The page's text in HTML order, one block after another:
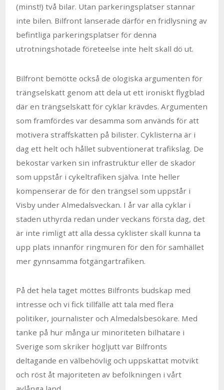
(minst!) två bilar. Utan parkeringsplatser stannar
inte bilen. Bilfront lanserade därför en fridlysning av
befintliga parkeringsplatser för denna
utrotningshotade företeelse inte helt skall dö ut.
Bilfront bemötte också de ologiska argumenten för
trängselskatt genom att dela ut ett ironiskt flygblad
där en trängselskatt för cyklar krävdes. Argumenten
som framfördes var desamma som används för att
motivera straffskatten på bilister. Cyklisterna är i
dag ett helt och hållet subventionerat trafikslag. De
bekostar varken sin infrastruktur eller de skador
som uppstår i cykeltrafiken själva. Inte heller
kompenserar de för den trängsel som uppstår i
Visby under Almedalsveckan. I år var alla cyklar i
staden uthyrda redan under veckans första dag, det
är inte rimligt att alla dessa cyklister skall kunna ta
upp plats innanför ringmuren för den för samhället
mer gynnsamma fotgängartrafiken.
På det hela taget möttes Bilfronts budskap med
intresse och vi fick tillfälle att tala med flera
politiker, journalister och Almedalsbesökare. Med
tanke på hur många ur minoriteten bilhatare i
Sverige som skriker högljutt var Bilfronts
deltagande en välbehövlig och uppskattat motvikt
och röst åt majoriteten av befolkningen i vårt